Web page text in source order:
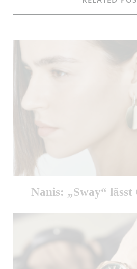
Nanis: „Sway“ lässt